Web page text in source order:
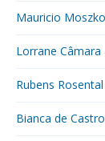
Mauricio
Lorrane Câmara
Rubens
Bianca de